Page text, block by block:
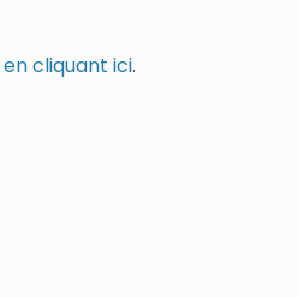
en cliquant ici.